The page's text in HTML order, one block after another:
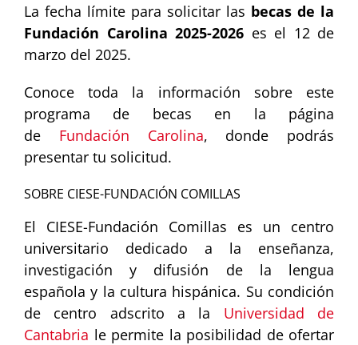
La fecha límite para solicitar las becas de la
Fundación Carolina 2025-2026 es el 12 de
marzo del 2025.
Conoce toda la información sobre este
programa de becas en la página
de Fundación Carolina, donde podrás
presentar tu solicitud.
SOBRE CIESE-FUNDACIÓN COMILLAS
El CIESE-Fundación Comillas es un centro
universitario dedicado a la enseñanza,
investigación y difusión de la lengua
española y la cultura hispánica. Su condición
de centro adscrito a la Universidad de
Cantabria le permite la posibilidad de ofertar